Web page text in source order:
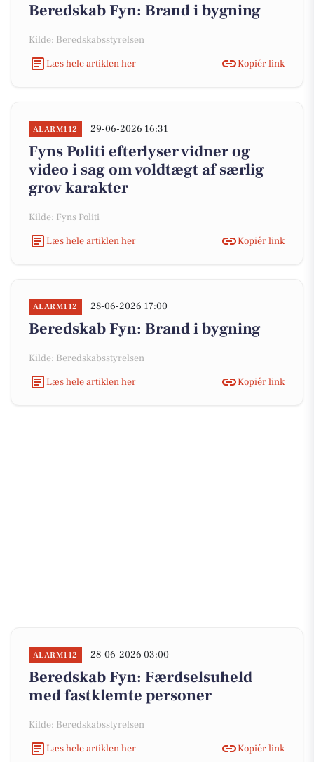
Beredskab Fyn: Brand i bygning
Kilde: Beredskabsstyrelsen
Læs hele artiklen her
Kopiér link
ALARM112 29-06-2026 16:31
Fyns Politi efterlyser vidner og
video i sag om voldtægt af særlig
grov karakter
Kilde: Fyns Politi
Læs hele artiklen her
Kopiér link
ALARM112 28-06-2026 17:00
Beredskab Fyn: Brand i bygning
Kilde: Beredskabsstyrelsen
Læs hele artiklen her
Kopiér link
ALARM112 28-06-2026 03:00
Beredskab Fyn: Færdselsuheld
med fastklemte personer
Kilde: Beredskabsstyrelsen
Læs hele artiklen her
Kopiér link